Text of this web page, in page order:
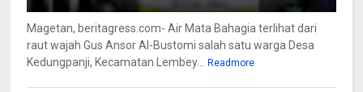
Magetan, beritagress.com- Air Mata Bahagia terlihat dari
raut wajah Gus Ansor Al-Bustomi salah satu warga Desa
Kedungpanji, Kecamatan Lembey...
Readmore